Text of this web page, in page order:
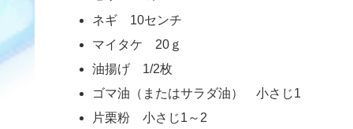
ネギ 10センチ
マイタケ 20ｇ
油揚げ 1/2枚
ゴマ油（またはサラダ油） 小さじ1
片栗粉 小さじ1～2